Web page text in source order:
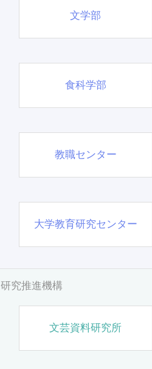
文学部
食科学部
教職センター
大学教育研究センター
研究推進機構
文芸資料研究所